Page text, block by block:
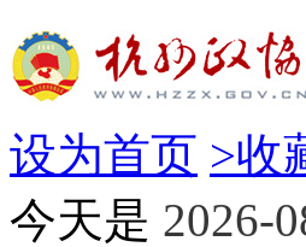
设为首页 >收
今天是 2026-